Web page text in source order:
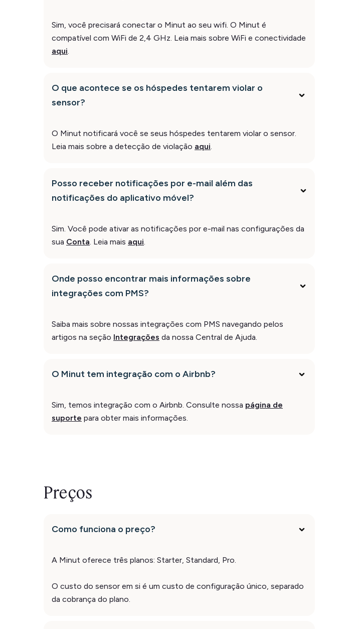
Sim, você precisará conectar o Minut ao seu wifi. O Minut é
compatível com WiFi de 2,4 GHz. Leia mais sobre WiFi e conectividade
aqui.
O que acontece se os hóspedes tentarem violar o
sensor?
O Minut notificará você se seus hóspedes tentarem violar o sensor.
Leia mais sobre a detecção de violação aqui.
Posso receber notificações por e-mail além das
notificações do aplicativo móvel?
Sim. Você pode ativar as notificações por e-mail nas configurações da
sua Conta. Leia mais aqui.
Onde posso encontrar mais informações sobre
integrações com PMS?
Saiba mais sobre nossas integrações com PMS navegando pelos
artigos na seção Integrações da nossa Central de Ajuda.
O Minut tem integração com o Airbnb?
Sim, temos integração com o Airbnb. Consulte nossa página de
suporte para obter mais informações.
Preços
Como funciona o preço?
A Minut oferece três planos: Starter, Standard, Pro.
O custo do sensor em si é um custo de configuração único, separado
da cobrança do plano.